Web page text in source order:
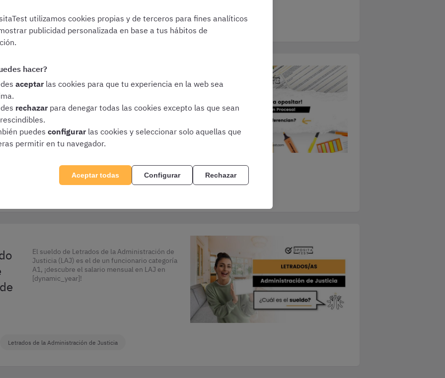
Letrados de la Administración de Justicia
Te explicamos todas las diferencias entre las
oposiciones de LAJ y Gestión Procesal:
El sueldo de Letrados de la Administración de
Justicia (LAJ) es el de un funcionario categoría
A1, ¡descubre el salario mensual en LAJ en
[dynamic_year]!
Letrados de la Administración de Justicia
utilizamos cookies propias y de terceros para fines analíticos
publicidad personalizada en base a tus hábitos de
hacer?
aceptar las cookies para que tu experiencia en la web sea
rechazar para denegar todas las cookies excepto las que sean
puedes configurar las cookies y seleccionar solo aquellas que
permitir en tu navegador.
Aceptar todas Configurar Rechazar